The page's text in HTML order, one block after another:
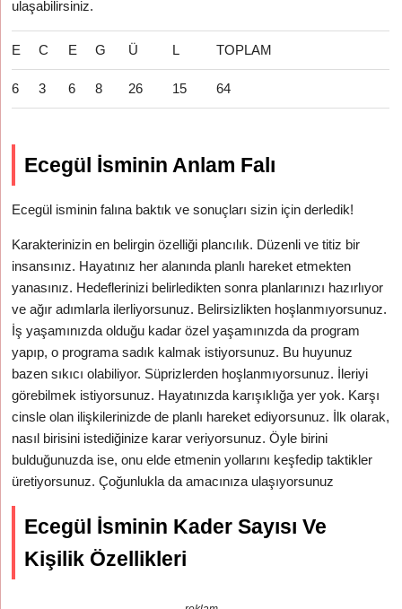
ulaşabilirsiniz.
E C E G Ü L TOPLAM
6 3 6 8 26 15 64
Ecegül İsminin Anlam Falı
Ecegül isminin falına baktık ve sonuçları sizin için derledik!
Karakterinizin en belirgin özelliği plancılık. Düzenli ve titiz bir
insansınız. Hayatınız her alanında planlı hareket etmekten
yanasınız. Hedeflerinizi belirledikten sonra planlarınızı hazırlıyor
ve ağır adımlarla ilerliyorsunuz. Belirsizlikten hoşlanmıyorsunuz.
İş yaşamınızda olduğu kadar özel yaşamınızda da program
yapıp, o programa sadık kalmak istiyorsunuz. Bu huyunuz
bazen sıkıcı olabiliyor. Süprizlerden hoşlanmıyorsunuz. İleriyi
görebilmek istiyorsunuz. Hayatınızda karışıklığa yer yok. Karşı
cinsle olan ilişkilerinizde de planlı hareket ediyorsunuz. İlk olarak,
nasıl birisini istediğinize karar veriyorsunuz. Öyle birini
bulduğunuzda ise, onu elde etmenin yollarını keşfedip taktikler
üretiyorsunuz. Çoğunlukla da amacınıza ulaşıyorsunuz
Ecegül İsminin Kader Sayısı Ve
Kişilik Özellikleri